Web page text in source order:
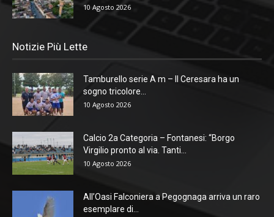
10 Agosto 2026
Notizie Più Lette
Tamburello serie A m – Il Ceresara ha un
sogno tricolore...
10 Agosto 2026
Calcio 2a Categoria – Fontanesi: “Borgo
Virgilio pronto al via. Tanti...
10 Agosto 2026
All’Oasi Falconiera a Pegognaga arriva un raro
esemplare di...